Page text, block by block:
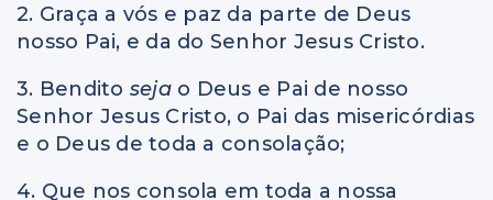
2. Graça a vós e paz da parte de Deus
nosso Pai, e da do Senhor Jesus Cristo.
3. Bendito seja o Deus e Pai de nosso
Senhor Jesus Cristo, o Pai das misericórdias
e o Deus de toda a consolação;
4. Que nos consola em toda a nossa